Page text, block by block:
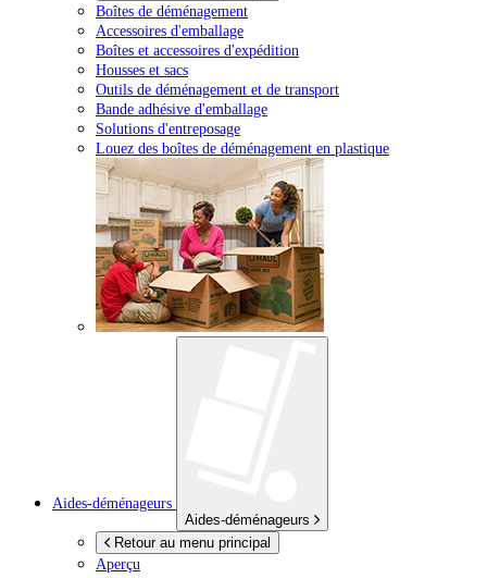
Boîtes de déménagement
Accessoires d'emballage
Boîtes et accessoires d'expédition
Housses et sacs
Outils de déménagement et de transport
Bande adhésive d'emballage
Solutions d'entreposage
Louez des boîtes de déménagement en plastique
Aides-déménageurs
Aides-déménageurs
Retour au menu principal
Aperçu